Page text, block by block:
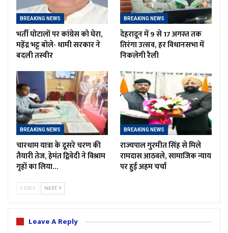
BREAKING NEWS
भर्ती घोटालों पर कांग्रेस को घेरा,
महेंद्र भट्ट बोले- धामी सरकार ने
बदली तस्वीर
BREAKING NEWS
देहरादून में 9 से 17 अगस्त तक
तिरंगा उत्सव, हर विधानसभा में
निकलेगी रैली
BREAKING NEWS
चारधाम यात्रा के दूसरे चरण की
तैयारी तेज, हेमंत द्विवेदी ने विश्राम
गृहों का लिया…
BREAKING NEWS
राज्यपाल गुरमीत सिंह से मिले
रामदास आठवले, सामाजिक न्याय
पर हुई अहम चर्चा
PREV NEXT
Leave A Reply